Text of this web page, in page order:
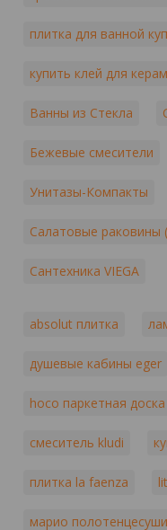
плитка для ванной
купить клей для
Ванны из Стекла
Бежевые смесители
Унитазы-Компакты
Салатовые раковины
Сантехника VIEGA
absolut плитка
душевые кабины eger
hoco паркетная доска
смеситель kludi
плитка la faenza
марио